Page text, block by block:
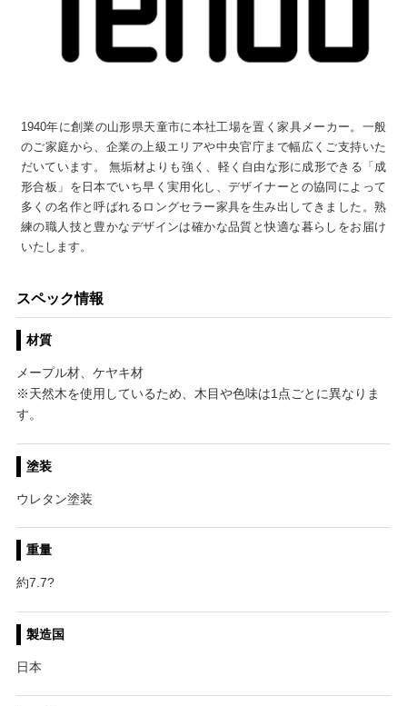
1940年に創業の山形県天童市に本社工場を置く家具メーカー。一般
のご家庭から、企業の上級エリアや中央官庁まで幅広くご支持いた
だいています。 無垢材よりも強く、軽く自由な形に成形できる「成
形合板」を日本でいち早く実用化し、デザイナーとの協同によって
多くの名作と呼ばれるロングセラー家具を生み出してきました。熟
練の職人技と豊かなデザインは確かな品質と快適な暮らしをお届け
いたします。
スペック情報
材質
メープル材、ケヤキ材
※天然木を使用しているため、木目や色味は1点ごとに異なりま
す。
塗装
ウレタン塗装
重量
約7.7?
製造国
日本